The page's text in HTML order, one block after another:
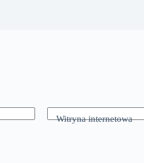
Witryna internetowa